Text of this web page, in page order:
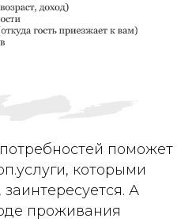
поможет
которыми
заинтересуется. А
проживания